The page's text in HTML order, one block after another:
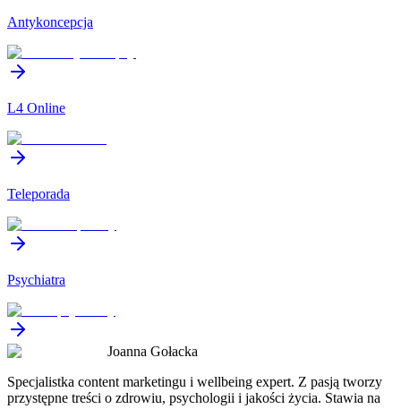
Antykoncepcja
L4 Online
Teleporada
Psychiatra
Joanna Gołacka
Specjalistka content marketingu i wellbeing expert. Z pasją tworzy
przystępne treści o zdrowiu, psychologii i jakości życia. Stawia na